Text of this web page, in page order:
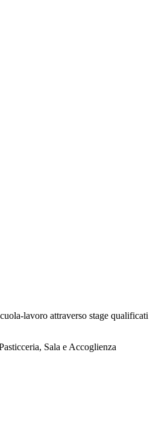
lavoro attraverso stage qualificati
, Sala e Accoglienza